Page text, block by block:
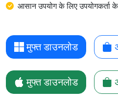
आसान उपयोग के लिए
मुफ्त डाउनलोड
मुफ्त डाउनलोड